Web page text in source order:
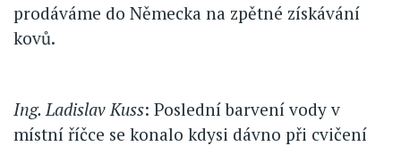
prodáváme do Německa na zpětné získávání
kovů.
Ing. Ladislav Kuss: Poslední barvení vody v
místní říčce se konalo kdysi dávno při cvičení